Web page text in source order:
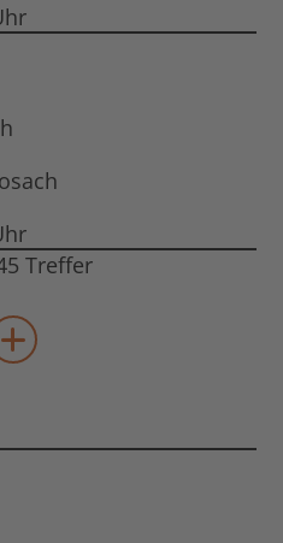
Treffer
mehr Veranstaltungen